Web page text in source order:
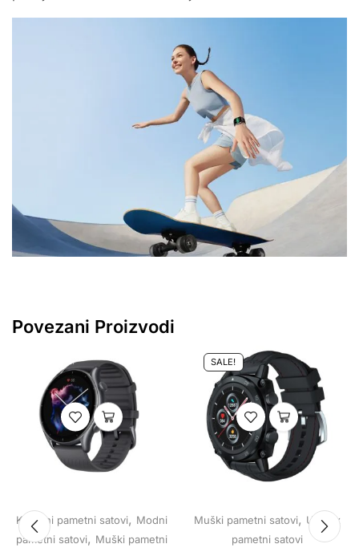
Povezani Proizvodi
Klasični pametni satovi, Modni
pametni satovi, Muški pametni
SALE!
Muški pametni satovi, Unisex
pametni satovi